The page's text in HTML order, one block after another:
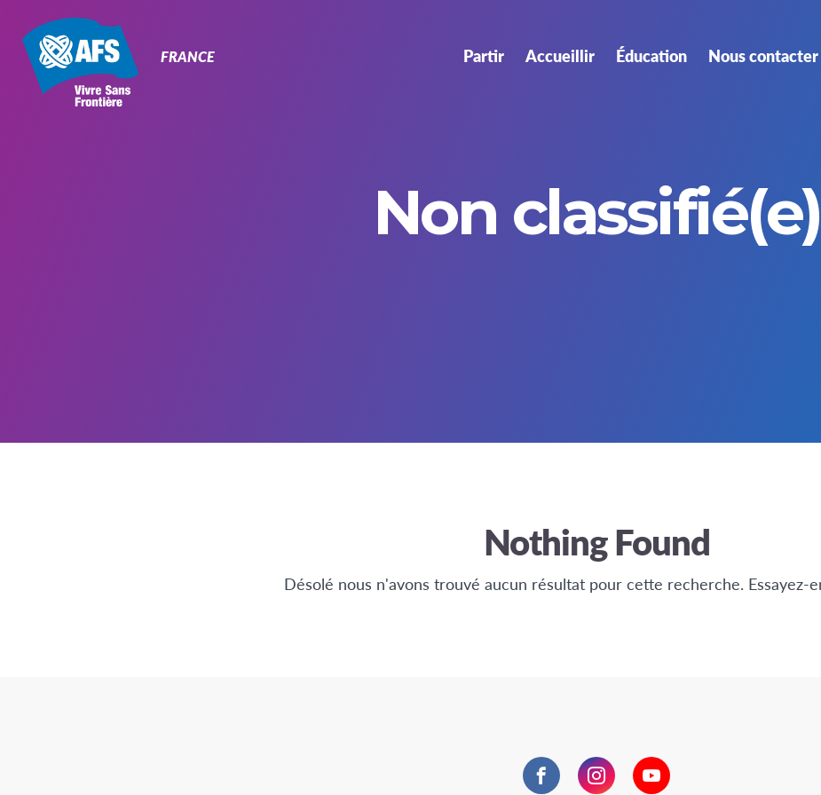
FRANCE Partir Accueillir Éducation Nous contacter
Non classifié(e)
Nothing Found
Désolé nous n'avons trouvé aucun résultat pour cette recherche. Essayez-
FacebookInstagramYouTube